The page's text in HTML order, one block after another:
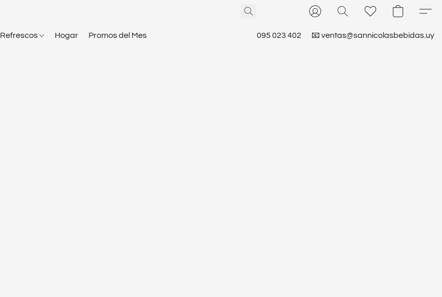
Refrescos Hogar Promos del Mes 095 023 402 📧 ventas@sannicolasbebidas.uy